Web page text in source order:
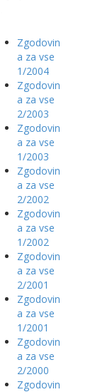
Zgodovin
a za vse
1/2004
Zgodovin
a za vse
2/2003
Zgodovin
a za vse
1/2003
Zgodovin
a za vse
2/2002
Zgodovin
a za vse
1/2002
Zgodovin
a za vse
2/2001
Zgodovin
a za vse
1/2001
Zgodovin
a za vse
2/2000
Zgodovin